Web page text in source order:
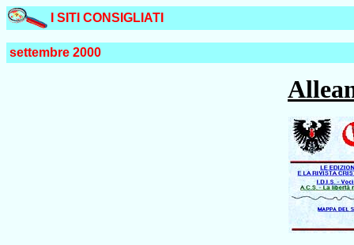
I SITI CONSIGLIATI
settembre 2000